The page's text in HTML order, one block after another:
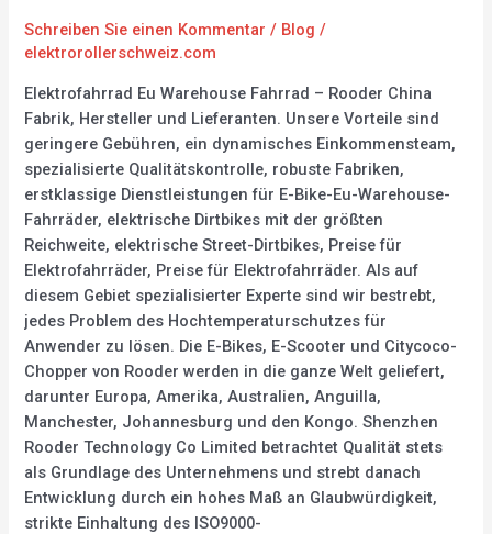
Schreiben Sie einen Kommentar / Blog /
elektrorollerschweiz.com
Elektrofahrrad Eu Warehouse Fahrrad – Rooder China
Fabrik, Hersteller und Lieferanten. Unsere Vorteile sind
geringere Gebühren, ein dynamisches Einkommensteam,
spezialisierte Qualitätskontrolle, robuste Fabriken,
erstklassige Dienstleistungen für E-Bike-Eu-Warehouse-
Fahrräder, elektrische Dirtbikes mit der größten
Reichweite, elektrische Street-Dirtbikes, Preise für
Elektrofahrräder, Preise für Elektrofahrräder. Als auf
diesem Gebiet spezialisierter Experte sind wir bestrebt,
jedes Problem des Hochtemperaturschutzes für
Anwender zu lösen. Die E-Bikes, E-Scooter und Citycoco-
Chopper von Rooder werden in die ganze Welt geliefert,
darunter Europa, Amerika, Australien, Anguilla,
Manchester, Johannesburg und den Kongo. Shenzhen
Rooder Technology Co Limited betrachtet Qualität stets
als Grundlage des Unternehmens und strebt danach
Entwicklung durch ein hohes Maß an Glaubwürdigkeit,
strikte Einhaltung des ISO9000-